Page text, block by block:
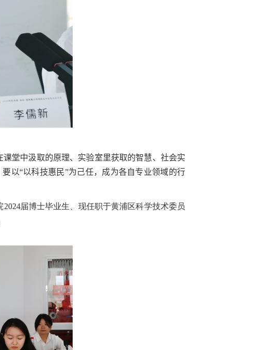
堂中汲取的原理、实验室里获取的智慧、社会实
以“以科技惠民”为己任，成为各自专业领域的行
届博士毕业生、现任职于黄浦区科学技术委员